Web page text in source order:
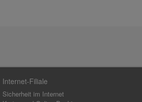
Internet-Filiale
Sicherheit im Internet